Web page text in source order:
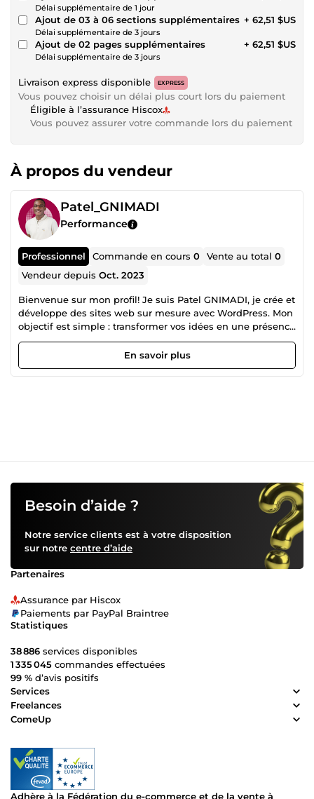
Délai supplémentaire de 1 jour
Ajout de 03 à 06 sections supplémentaires
Délai supplémentaire de 3 jours
+ 62,51 $US
Ajout de 02 pages supplémentaires
Délai supplémentaire de 3 jours
+ 62,51 $US
Livraison express disponible EXPRESS
Vous pouvez choisir un délai plus court lors du paiement
Éligible à l’assurance Hiscox
Vous pouvez assurer votre commande lors du paiement
À propos du vendeur
Patel_GNIMADI
Performance
Professionnel Commande en cours0 Vente au total0
Vendeur depuisOct. 2023
Bienvenue sur mon profil! Je suis Patel GNIMADI, je crée et
développe des sites web sur mesure avec WordPress. Mon
objectif est simple : transformer vos idées en une présence
en ligne impactante qui booste votre activité et vous aide
à atteindre vos objectifs. ⭐Avec plus de 4 ans d'expérience,
je conçois des sites web performants et adaptés aux
avancée : Vous ne voulez pas juste un joli site, mais un site
qui vous place en tête des recherches Google. E-commerce
performant : Vous cherchez à vendre en ligne ? Je crée des
simplifié et sécurisé. Réactivité &amp; Suivi personnalisé :
Votre projet est important pour moi, et je vous
accompagne tout au long de la création pour m’assurer
que tout est parfait. ➡️ Je ne me contente pas de créer des
cherchez à donner un nouveau souffle à votre activité, à
attirer plus de clients, ou à vous démarquer de la
concurrence, vous êtes au bon endroit. Contactez-moi et
ensemble, nous allons créer le site dont vous rêvez ! 🚀
En savoir plus
Besoin d’aide ?
Notre service clients est à votre disposition
sur notre centre d’aide
Partenaires
Assurance par Hiscox
Paiements par PayPal Braintree
Statistiques
38 886 services disponibles
1 335 045 commandes effectuées
99 % d’avis positifs
Services
Freelances
ComeUp
Adhère à la Fédération du e-commerce et de la vente à